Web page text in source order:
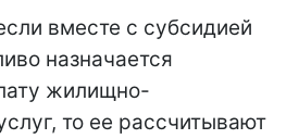
вместе с субсидией
назначается
жилищно-
то ее рассчитывают